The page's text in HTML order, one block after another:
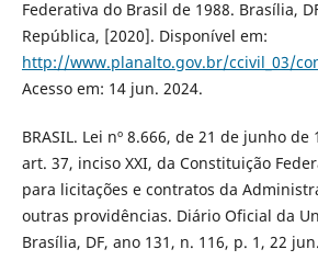
Federativa do Brasil de 1988. Brasília,
República, [2020]. Disponível em:
http://www.planalto.gov.br/ccivil_03/
Acesso em: 14 jun. 2024.
BRASIL. Lei nº 8.666, de 21 de junho
art. 37, inciso XXI, da Constituição
para licitações e contratos da
outras providências. Diário Oficial da
Brasília, DF, ano 131, n. 116, p. 1, 22